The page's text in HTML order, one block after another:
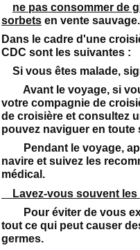
ne pas consommer de
sorbets en vente sauvage.
Dans le cadre d'une
CDC sont les suivantes :
Si vous êtes malade,
Avant le voyage, si
votre compagnie de
de croisière et consultez
pouvez naviguer en toute
Pendant le voyage,
navire et suivez les
médical.
Lavez-vous souvent les
Pour éviter de vous
tout ce qui peut causer
germes.